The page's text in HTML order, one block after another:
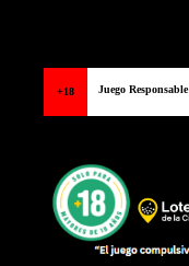
+18 Juego Responsable